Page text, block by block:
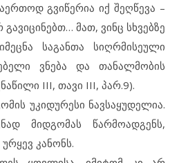
გვიწერია იქ შეღწევა –
მათ, ვინც სხვებზე
საგანთა სიღრმისეული
ვნება და თანალმობის
III, თავი III, პარ.9).
უკიდურესი ნავსაყუდელია.
მიდგომას წარმოადგენს,
კანონს.